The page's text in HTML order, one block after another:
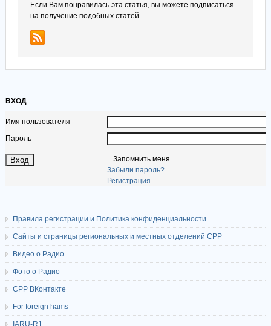
Если Вам понравилась эта статья, вы можете подписаться
на получение подобных статей.
ВХОД
Имя пользователя
Пароль
Запомнить меня
Забыли пароль?
Регистрация
Правила регистрации и Политика конфиденциальности
Сайты и страницы региональных и местных отделений СРР
Видео о Радио
Фото о Радио
СРР ВКонтакте
For foreign hams
IARU-R1